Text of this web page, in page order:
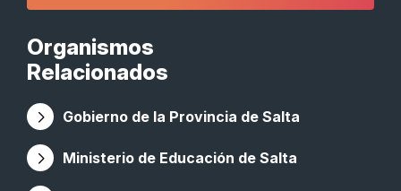
Organismos
Relacionados
Gobierno de la Provincia de Salta
Ministerio de Educación de Salta